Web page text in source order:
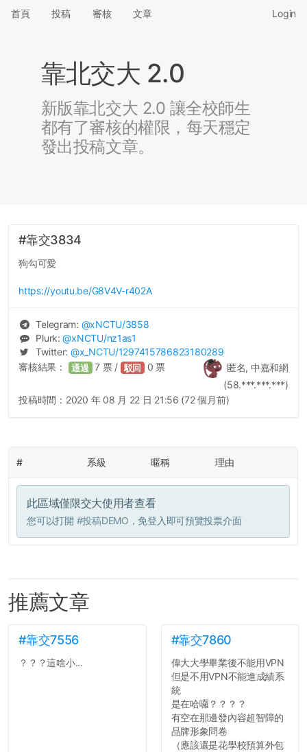
首頁 投稿 審核 文章 Login
靠北交大 2.0
新版靠北交大 2.0 讓全校師生
都有了審核的權限，每天穩定
發出投稿文章。
#靠交3834
狗勾可愛
https://youtu.be/G8V4V-r402A
Telegram: @xNCTU/3858
Plurk:@xNCTU/nz1as1
Twitter: @x_NCTU/1297415786823180289
匿名, 中嘉和網
(58.***.***.***)
審核結果： 通過 7 票 / 駁回 0 票
投稿時間： 2020 年 08 月 22 日 21:56 (72 個月前)
# 系級 暱稱 理由
此區域僅限交大使用者查看
您可以打開 #投稿DEMO ，免登入即可預覽投票介面
推薦文章
#靠交7556
？？？這啥小...
#靠交7860
偉大大學畢業後不能用VPN
但是不用VPN不能進成績系
統
是在哈囉？？？？
有空在那邊發內容超智障的
品牌形象問卷
（應該還是花學校預算外包